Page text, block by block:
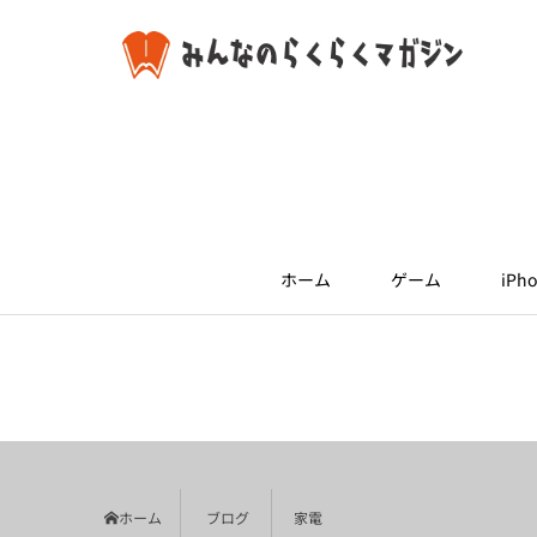
ホーム ゲーム
ホーム ブログ 家電